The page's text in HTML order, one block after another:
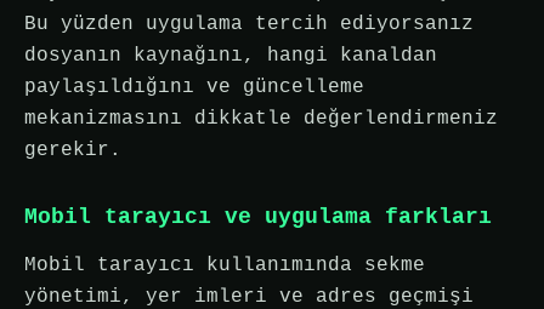
Bu yüzden uygulama tercih ediyorsanız
dosyanın kaynağını, hangi kanaldan
paylaşıldığını ve güncelleme
mekanizmasını dikkatle değerlendirmeniz
gerekir.
Mobil tarayıcı ve uygulama farkları
Mobil tarayıcı kullanımında sekme
yönetimi, yer imleri ve adres geçmişi